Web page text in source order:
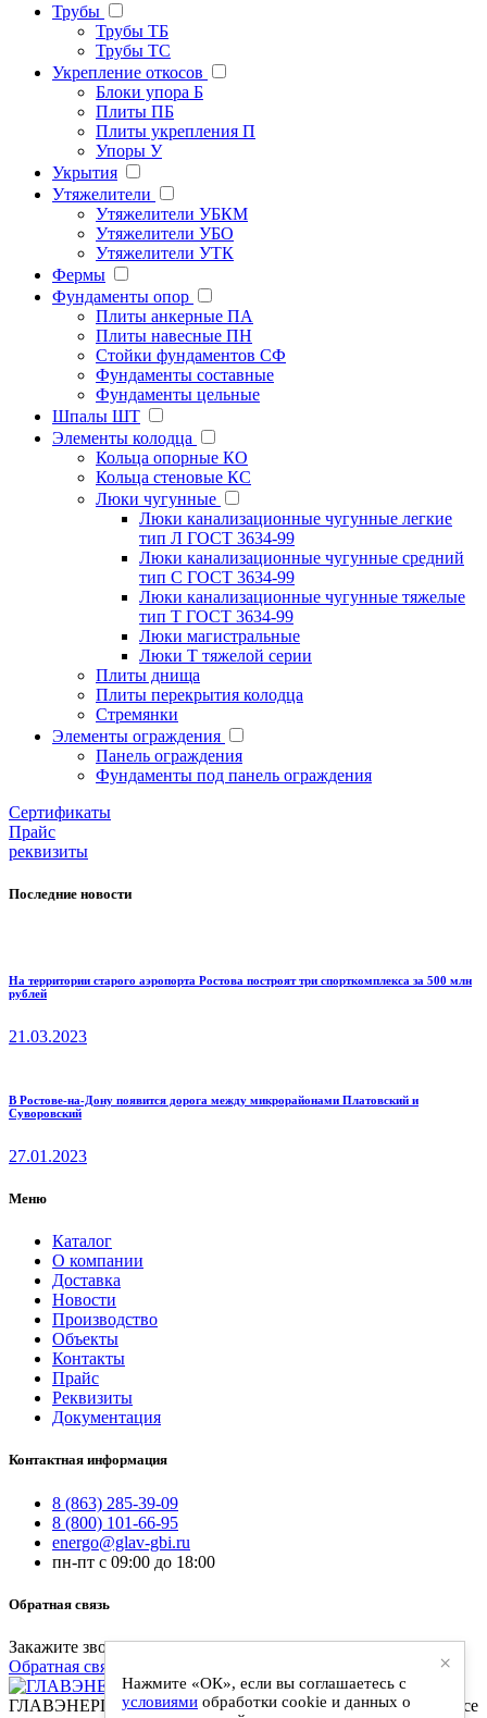
Трубы
Трубы ТБ
Трубы ТС
Укрепление откосов
Блоки упора Б
Плиты ПБ
Плиты укрепления П
Упоры У
Укрытия
Утяжелители
Утяжелители УБКМ
Утяжелители УБО
Утяжелители УТК
Фермы
Фундаменты опор
Плиты анкерные ПА
Плиты навесные ПН
Стойки фундаментов СФ
Фундаменты составные
Фундаменты цельные
Шпалы ШТ
Элементы колодца
Кольца опорные КО
Кольца стеновые КС
Люки чугунные
Люки канализационные чугунные легкие
тип Л ГОСТ 3634-99
Люки канализационные чугунные средний
тип С ГОСТ 3634-99
Люки канализационные чугунные тяжелые
тип Т ГОСТ 3634-99
Люки магистральные
Люки Т тяжелой серии
Плиты днища
Плиты перекрытия колодца
Стремянки
Элементы ограждения
Панель ограждения
Фундаменты под панель ограждения
Cертификаты
Прайс
реквизиты
Последние новости
На территории старого аэропорта Ростова построят три спорткомплекса за 500 млн
рублей
21.03.2023
В Ростове-на-Дону появится дорога между микрорайонами Платовский и
Суворовский
27.01.2023
Меню
Каталог
О компании
Доставка
Новости
Производство
Объекты
Контакты
Прайс
Реквизиты
Документация
Контактная информация
8 (863) 285-39-09
8 (800) 101-66-95
energo@glav-gbi.ru
пн-пт с 09:00 до 18:00
Обратная связь
Закажите звонок и наш специалист свяжется с вами
Обратная связь
ГЛАВЭНЕРГО-ЖБИ - поставки железобетонных изделий. Все
×
Нажмите «ОК», если вы соглашаетесь с
условиями обработки cookie и данных о